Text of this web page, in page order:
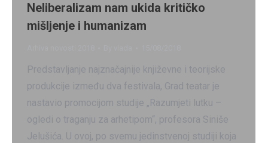
Neliberalizam nam ukida kritičko
mišljenje i humanizam
Predstavljanje najznačajnije književne i teorijske
produkcije između dva festivala, Grad teatar je
nastavio promocijom studije „Razumjeti lutku –
ogledi o traganju za arhetipom“, profesora Siniše
Jelušića. U ovoj, po svemu jedinstvenoj studiji koja